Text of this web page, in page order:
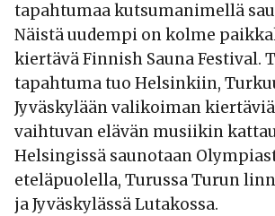
tapahtumaa kutsumanimellä
Näistä uudempi on kolme
kiertävä Finnish Sauna Festival.
tapahtuma tuo Helsinkiin,
Jyväskylään valikoiman
vaihtuvan elävän musiikin
Helsingissä saunotaan
eteläpuolella, Turussa Turun
ja Jyväskylässä Lutakossa.